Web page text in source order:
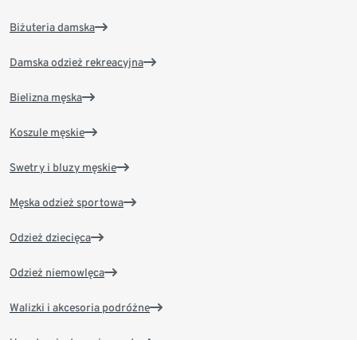
Biżuteria damska
Damska odzież rekreacyjna
Bielizna męska
Koszule męskie
Swetry i bluzy męskie
Męska odzież sportowa
Odzież dziecięca
Odzież niemowlęca
Walizki i akcesoria podróżne